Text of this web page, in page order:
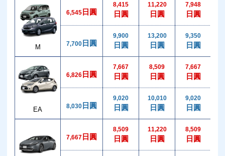
M
6,545 日圓
8,415
日圓
11,220
日圓
7,948
日圓
7,700 日圓
9,900
日圓
13,200
日圓
9,350
日圓
EA
6,826 日圓
7,667
日圓
8,509
日圓
7,667
日圓
8,030 日圓
9,020
日圓
10,010
日圓
9,020
日圓
7,667 日圓
8,509
日圓
11,220
日圓
8,509
日圓